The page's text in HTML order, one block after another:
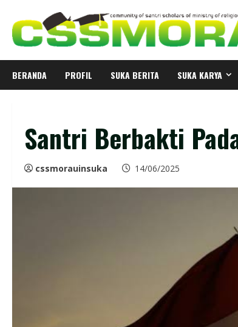
content
BERANDA PROFIL SUKA BERITA SUKA KARYA
Santri Berbakti
cssmorauinsuka 14/06/2025